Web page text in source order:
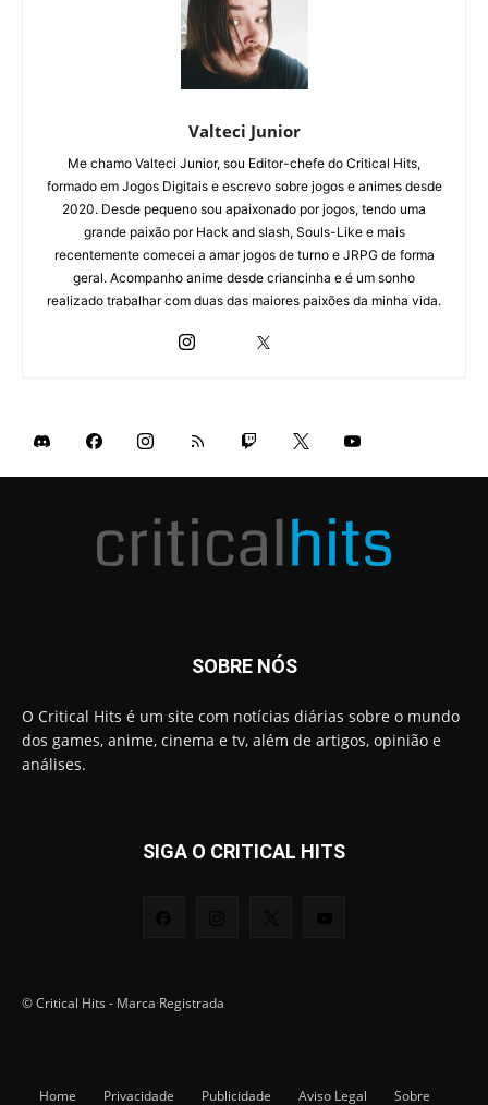
Valteci Junior
Me chamo Valteci Junior, sou Editor-chefe do Critical Hits,
formado em Jogos Digitais e escrevo sobre jogos e animes desde
2020. Desde pequeno sou apaixonado por jogos, tendo uma
grande paixão por Hack and slash, Souls-Like e mais
recentemente comecei a amar jogos de turno e JRPG de forma
geral. Acompanho anime desde criancinha e é um sonho
realizado trabalhar com duas das maiores paixões da minha vida.
SOBRE NÓS
O Critical Hits é um site com notícias diárias sobre o mundo
dos games, anime, cinema e tv, além de artigos, opinião e
análises.
SIGA O CRITICAL HITS
© Critical Hits - Marca Registrada
Home Privacidade Publicidade Aviso Legal Sobre